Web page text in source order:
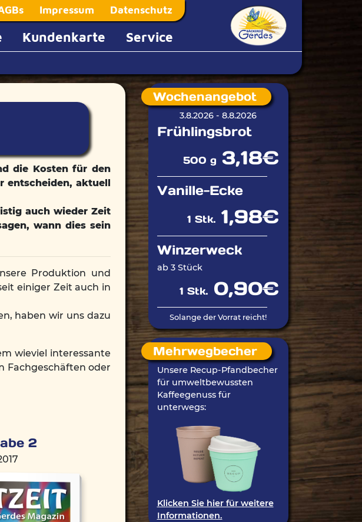
Impressum Datenschutz
Kundenkarte Service
die Kosten für den
entscheiden, aktuell
auch wieder Zeit
wann dies sein
Produktion und
einiger Zeit auch in
haben wir uns dazu
wieviel interessante
Fachgeschäften oder
2
Wochenangebot
3.8.2026 - 8.8.2026
Frühlingsbrot
500 g 3,18€
Vanille-Ecke
1 Stk. 1,98€
Winzerweck
ab 3 Stück
1 Stk. 0,90€
Solange der Vorrat reicht!
Mehrwegbecher
Unsere Recup-Pfandbecher
für umweltbewussten
Kaffeegenuss für
unterwegs:
Klicken Sie hier für weitere
Informationen.